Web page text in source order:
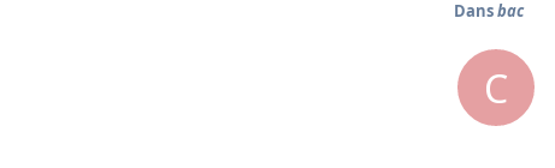
Dansbac
C